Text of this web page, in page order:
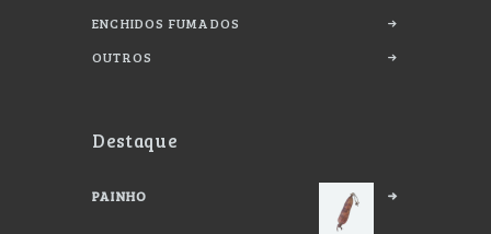
ENCHIDOS FUMADOS
OUTROS
Destaque
PAINHO